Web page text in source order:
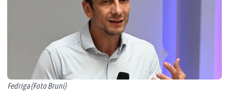
Fedriga (Foto Bruni)